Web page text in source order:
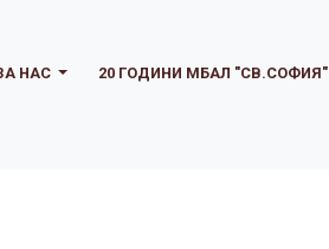
НАС 20 ГОДИНИ МБАЛ "СВ.СОФИЯ"